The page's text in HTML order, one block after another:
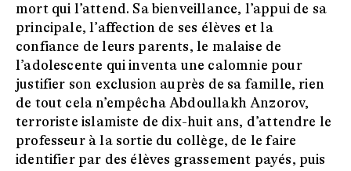
mort qui l’attend. Sa bienveillance, l’appui de sa
principale, l’affection de ses élèves et la
confiance de leurs parents, le malaise de
l’adolescente qui inventa une calomnie pour
justifier son exclusion auprès de sa famille, rien
de tout cela n’empêcha Abdoullakh Anzorov,
terroriste islamiste de dix-huit ans, d’attendre le
professeur à la sortie du collège, de le faire
identifier par des élèves grassement payés, puis